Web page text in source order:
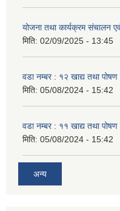
योजना तथा कार्यक्रम संचालन एवं
मिति: 02/09/2025 - 13:45
वडा नम्बर : १२ खाद्य तथा पोषण
मिति: 05/08/2024 - 15:42
वडा नम्बर : ११ खाद्य तथा पोषण
मिति: 05/08/2024 - 15:42
अन्य